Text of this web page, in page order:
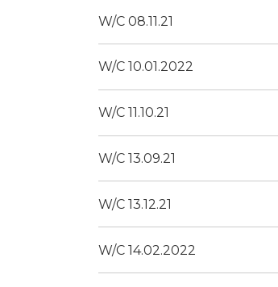
W/C 08.11.21
W/C 10.01.2022
W/C 11.10.21
W/C 13.09.21
W/C 13.12.21
W/C 14.02.2022